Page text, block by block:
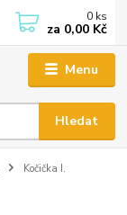
Menu
Hledat
0 ks
za 0,00 Kč
Kočička I.